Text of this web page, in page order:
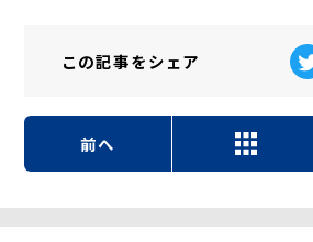
この記事をシェア
前へ